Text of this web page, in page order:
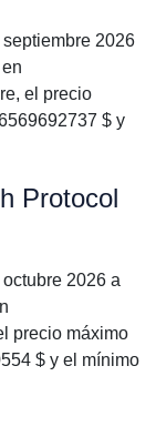
2026
el precio
$ y
Protocol
2026 a
precio máximo
$ y el mínimo